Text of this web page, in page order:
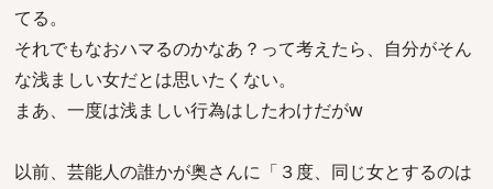
てる。
それでもなおハマるのかなあ？って考えたら、自分がそん
な浅ましい女だとは思いたくない。
まあ、一度は浅ましい行為はしたわけだがw
以前、芸能人の誰かが奥さんに「３度、同じ女とするのは